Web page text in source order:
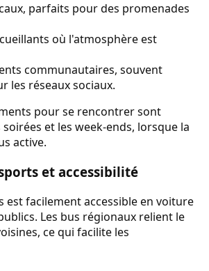
parfaits pour des promenades
où l'atmosphère est
communautaires, souvent
les réseaux sociaux.
pour se rencontrer sont
et les week-ends, lorsque la
active.
et accessibilité
est facilement accessible en voiture
Les bus régionaux relient le
ce qui facilite les